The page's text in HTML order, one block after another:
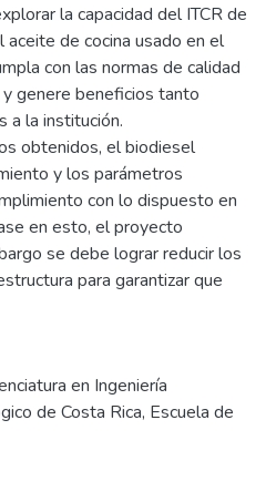
la capacidad del ITCR de
de cocina usado en el
con las normas de calidad
genere beneficios tanto
a la institución.
obtenidos, el biodiesel
y los parámetros
con lo dispuesto en
en esto, el proyecto
se debe lograr reducir los
para garantizar que
en Ingeniería
de Costa Rica, Escuela de